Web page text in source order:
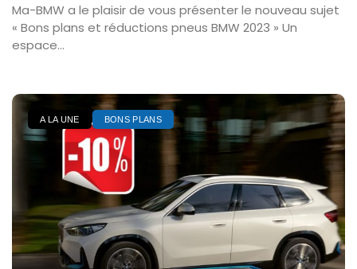
Ma-BMW a le plaisir de vous présenter le nouveau sujet
« Bons plans et réductions pneus BMW 2023 » Un
espace...
A LA UNE BONS PLANS